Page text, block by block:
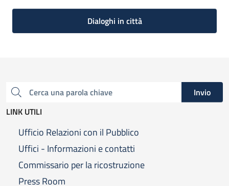
Dialoghi in città
Cerca una parola chiave
Invio
LINK UTILI
Ufficio Relazioni con il Pubblico
Uffici - Informazioni e contatti
Commissario per la ricostruzione
Press Room